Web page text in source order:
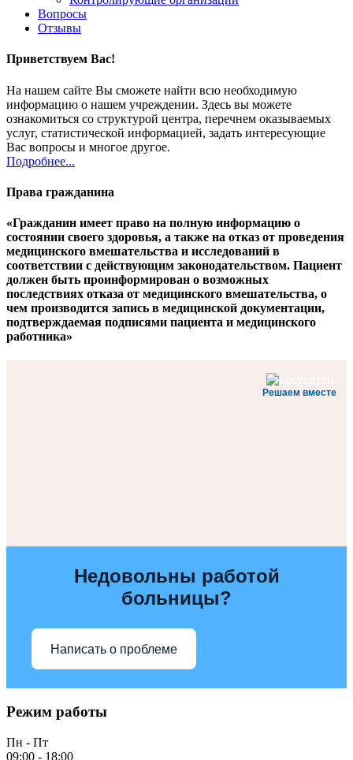
Вопросы
Отзывы
Приветствуем Вас!
На нашем сайте Вы сможете найти всю необходимую
информацию о нашем учреждении. Здесь вы можете
ознакомиться со структурой центра, перечнем оказываемых
услуг, статистической информацией, задать интересующие
Вас вопросы и многое другое.
Подробнее...
Права гражданина
«Гражданин имеет право на полную информацию о
состоянии своего здоровья, а также на отказ от проведения
медицинского вмешательства и исследований в
соответствии с действующим законодательством. Пациент
должен быть проинформирован о возможных
последствиях отказа от медицинского вмешательства, о
чем производится запись в медицинской документации,
подтверждаемая подписями пациента и медицинского
работника»
Решаем вместе
Недовольны работой
больницы?
Написать о проблеме
Режим работы
Пн - Пт
09:00 - 18:00